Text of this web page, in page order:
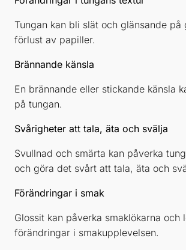
Tungan kan bli slät och glänsande på
förlust av papiller.
Brännande känsla
En brännande eller stickande känsla
på tungan.
Svårigheter att tala, äta och svälja
Svullnad och smärta kan påverka
och göra det svårt att tala, äta och
Förändringar i smak
Glossit kan påverka smaklökarna och
förändringar i smakupplevelsen.